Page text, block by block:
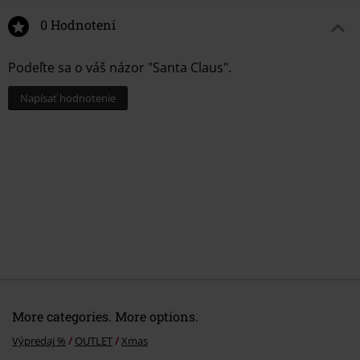
14. Vor Mitternacht (Auld Lang Syne)
0 Hodnotení
Podeľte sa o váš názor "Santa Claus".
Napísať hodnotenie
More categories. More options.
Výpredaj % OUTLET Xmas